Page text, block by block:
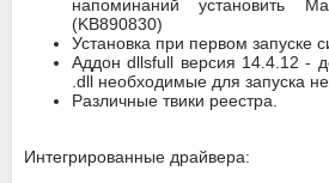
напоминаний установить
(KB890830)
Установка при первом запуске
Аддон dllsfull версия 14.4.12 -
.dll необходимые для запуска
Различные твики реестра.
Интегрированные драйвера: